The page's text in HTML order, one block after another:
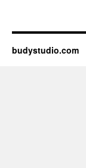
budystudio.com